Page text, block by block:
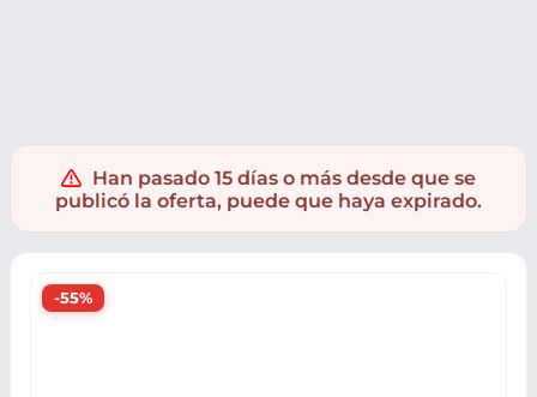
Han pasado 15 días o más desde que se
publicó la oferta, puede que haya expirado.
-55%